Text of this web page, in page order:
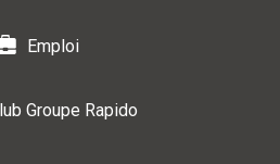
Emploi
Groupe Rapido